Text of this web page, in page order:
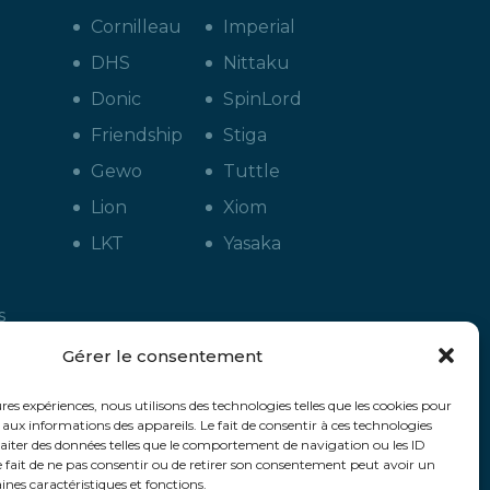
Gérer le consentement
expériences, nous utilisons des technologies telles que les cookies pour
informations des appareils. Le fait de consentir à ces technologies
des données telles que le comportement de navigation ou les ID
fait de ne pas consentir ou de retirer son consentement peut avoir un
caractéristiques et fonctions.
Cornilleau
DHS
Donic
Friendship
Gewo
Lion
LKT
Imperial
Nittaku
SpinLord
Stiga
Tuttle
Xiom
Yasaka